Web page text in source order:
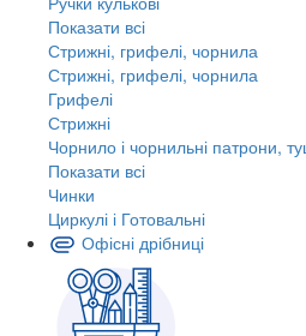
Показати всі
Стрижні, грифелі, чорнила
Стрижні, грифелі, чорнила
Грифелі
Стрижні
Чорнило і чорнильні патрони,
Показати всі
Чинки
Циркулі і Готовальні
Офісні дрібниці